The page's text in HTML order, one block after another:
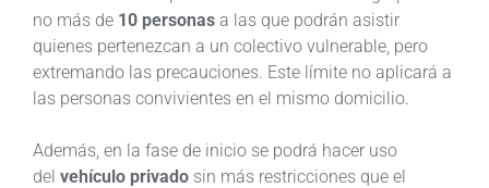
no más de 10 personas a las que podrán asistir
quienes pertenezcan a un colectivo vulnerable, pero
extremando las precauciones. Este límite no aplicará a
las personas convivientes en el mismo domicilio.
Además, en la fase de inicio se podrá hacer uso
del vehículo privado sin más restricciones que el